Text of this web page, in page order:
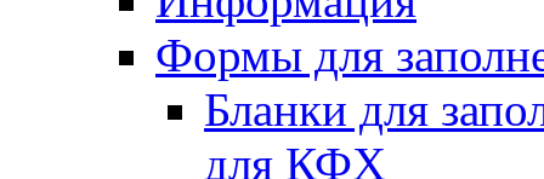
Формы для
Бланки для
для КФХ